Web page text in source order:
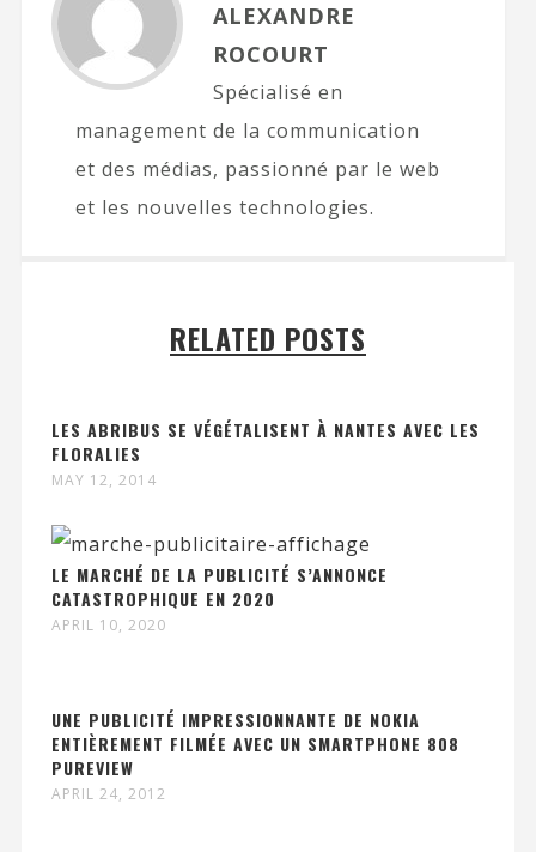
ALEXANDRE
ROCOURT
Spécialisé en
management de la communication
et des médias, passionné par le web
et les nouvelles technologies.
RELATED POSTS
LES ABRIBUS SE VÉGÉTALISENT À NANTES AVEC LES
FLORALIES
MAY 12, 2014
LE MARCHÉ DE LA PUBLICITÉ S’ANNONCE
CATASTROPHIQUE EN 2020
APRIL 10, 2020
UNE PUBLICITÉ IMPRESSIONNANTE DE NOKIA
ENTIÈREMENT FILMÉE AVEC UN SMARTPHONE 808
PUREVIEW
APRIL 24, 2012